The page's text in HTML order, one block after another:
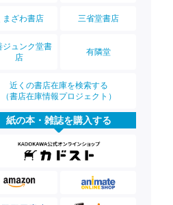
まざわ書店 三省堂書店
ジュンク堂書
店
有隣堂
近くの書店在庫を検索する
（書店在庫情報プロジェクト）
紙の本・雑誌を購入する